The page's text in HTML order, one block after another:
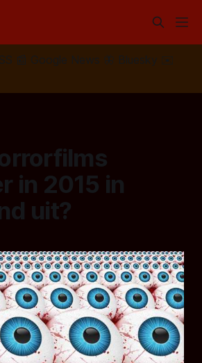
📰 Google News 🦋 Bluesky
✉️
in 2015 in
uit?